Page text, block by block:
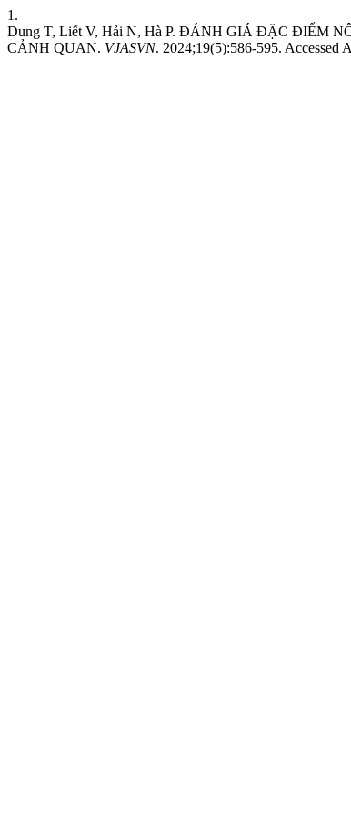
1.
Dung T, Liết V, Hải N, Hà P. ĐÁNH GIÁ ĐẶC ĐIỂM
CẢNH QUAN. VJASVN. 2024;19(5):586-595. Accessed